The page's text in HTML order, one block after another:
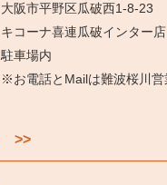
大阪市平野区瓜破西1-8-23
キコーナ喜連瓜破インター店
駐車場内
※お電話とMailは難波桜川営
>>